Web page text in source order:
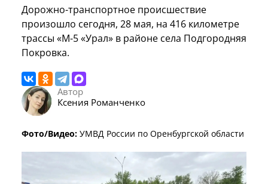
Дорожно-транспортное происшествие
произошло сегодня, 28 мая, на 416 километре
трассы «М-5 «Урал» в районе села Подгородняя
Покровка.
Автор
Ксения Романченко
Фото/Видео: УМВД России по Оренбургской области